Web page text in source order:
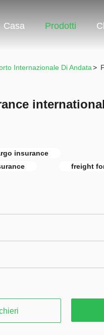
Casa Prodotti
Internazionale Di Andata>
insurance
freight